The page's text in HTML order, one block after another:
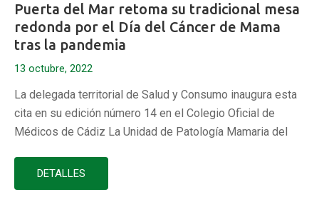
Puerta del Mar retoma su tradicional mesa
redonda por el Día del Cáncer de Mama
tras la pandemia
13 octubre, 2022
La delegada territorial de Salud y Consumo inaugura esta
cita en su edición número 14 en el Colegio Oficial de
Médicos de Cádiz La Unidad de Patología Mamaria del
celebrado esta semana la 14 edición de su tradicional
mesa redonda que con motivo del Día Mundial del…
DETALLES